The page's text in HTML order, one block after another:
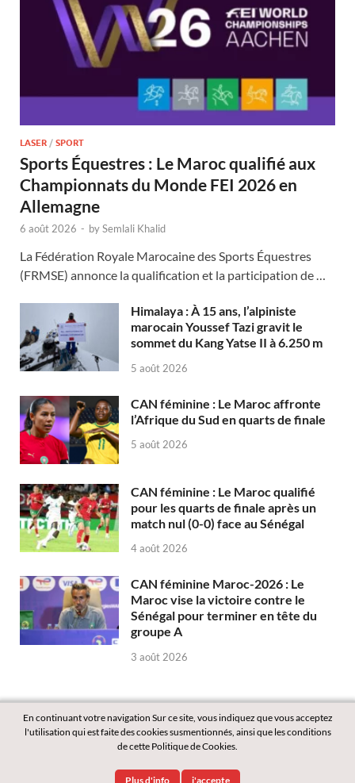
LASER / SPORT
Sports Équestres : Le Maroc qualifié aux
Championnats du Monde FEI 2026 en
Allemagne
6 août 2026 - bySemlali Khalid
La Fédération Royale Marocaine des Sports Équestres
(FRMSE) annonce la qualification et la participation de …
Himalaya : À 15 ans, l’alpiniste
marocain Youssef Tazi gravit le
sommet du Kang Yatse II à 6.250 m
5 août 2026
CAN féminine : Le Maroc affronte
l’Afrique du Sud en quarts de finale
5 août 2026
CAN féminine : Le Maroc qualifié
pour les quarts de finale après un
match nul (0-0) face au Sénégal
4 août 2026
CAN féminine Maroc-2026 : Le
Maroc vise la victoire contre le
Sénégal pour terminer en tête du
groupe A
3 août 2026
En continuant votre navigation Sur ce site, vous indiquez que vous acceptez
l'utilisation qui est faite des cookies susmentionnés, ainsi que les conditions
de cette Politique de Cookies.
Plus d'info j'accepte